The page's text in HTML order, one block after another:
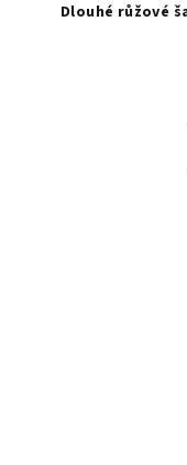
Dlouhé růžové